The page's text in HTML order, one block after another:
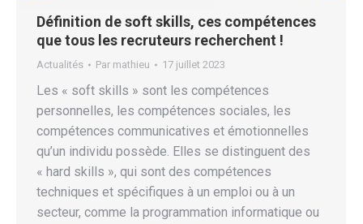
Définition de soft skills, ces compétences
que tous les recruteurs recherchent !
Actualités Par mathieu 17 juillet 2023
Les « soft skills » sont les compétences
personnelles, les compétences sociales, les
compétences communicatives et émotionnelles
qu’un individu possède. Elles se distinguent des
« hard skills », qui sont des compétences
techniques et spécifiques à un emploi ou à un
secteur, comme la programmation informatique ou